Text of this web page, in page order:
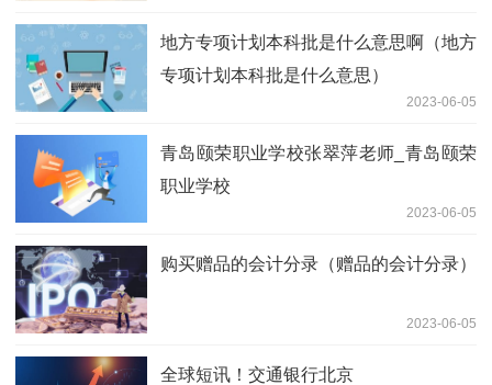
地方专项计划本科批是什么意思啊（地方
专项计划本科批是什么意思）
2023-06-05
青岛颐荣职业学校张翠萍老师_青岛颐荣
职业学校
2023-06-05
购买赠品的会计分录（赠品的会计分录）
2023-06-05
全球短讯！交通银行北京